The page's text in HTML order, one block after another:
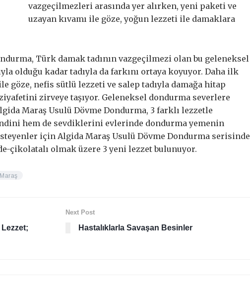
vazgeçilmezleri arasında yer alırken, yeni paketi ve
uzayan kıvamı ile göze, yoğun lezzeti ile damaklara
Türk damak tadının vazgeçilmezi olan bu geleneksel
olduğu kadar tadıyla da farkını ortaya koyuyor. Daha ilk
göze, nefis sütlü lezzeti ve salep tadıyla damağa hitap
zirveye taşıyor. Geleneksel dondurma severlere
Maraş Usulü Dövme Dondurma, 3 farklı lezzetle
hem de sevdiklerini evlerinde dondurma yemenin
için Algida Maraş Usulü Dövme Dondurma serisinde
çikolatalı olmak üzere 3 yeni lezzet bulunuyor.
Maraş
Next Post
Hastalıklarla Savaşan Besinler